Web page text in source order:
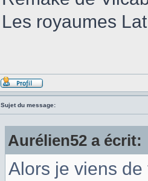
Les royaumes
Sujet du message:
Aurélien52 a écrit:
Alors je viens